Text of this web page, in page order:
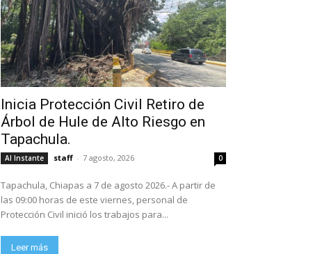
Inicia Protección Civil Retiro de
Árbol de Hule de Alto Riesgo en
Tapachula.
Al Instante staff - 7 agosto, 2026 0
Tapachula, Chiapas a 7 de agosto 2026.- A partir de
las 09:00 horas de este viernes, personal de
Protección Civil inició los trabajos para...
Leer más